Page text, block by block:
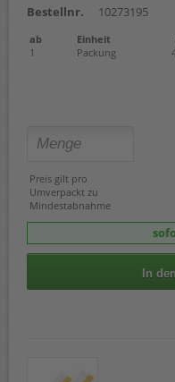
Bestellnr.
10273195
ab Einheit
1
Packung
Preis gilt pro
Umverpackt zu
Mindestabnahme
In